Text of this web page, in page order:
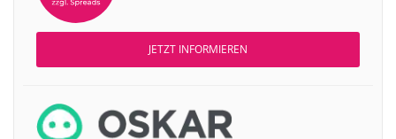
JETZT INFORMIEREN